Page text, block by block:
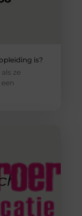
is?
ze